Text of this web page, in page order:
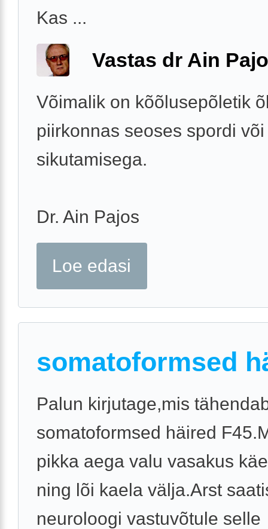
Kas ...
Vastas dr Ain
Võimalik on kõõlusepõletik
piirkonnas seoses spordi või
sikutamisega.
Dr. Ain Pajos
Loe edasi
somatoformsed
Palun kirjutage,mis
somatoformsed häired
pikka aega valu vasakus
ning lõi kaela välja.Arst
neuroloogi vastuvõtule selle